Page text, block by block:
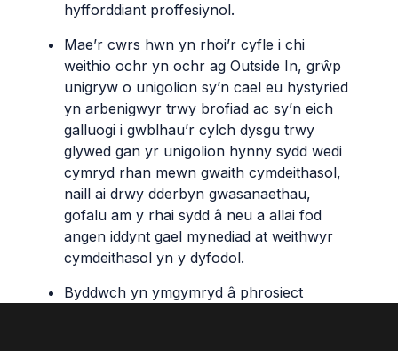
hyfforddiant proffesiynol.
Mae’r cwrs hwn yn rhoi’r cyfle ichi
weithio ochr yn ochrag Outside In, grŵp
unigrywo unigolion sy’n cael eu hystyried
yn arbenigwyr trwy brofiadac sy’n eich
galluogi i gwblhau’r cylch dysgu trwy
glywed ganyr unigolion hynny sydd wedi
cymryd rhan mewn gwaith cymdeithasol,
naillai drwy dderbyn gwasanaethau,
gofaluam y rhai syddâ neu a allai fod
angen iddynt gael mynediadat weithwyr
cymdeithasol yny dyfodol.
Byddwch yn ymgymrydâ phrosiect